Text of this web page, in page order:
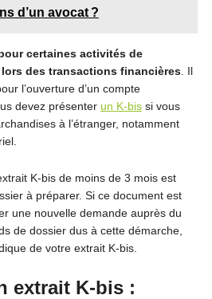
d’un avocat ?
certaines activités de
lors des transactions financières. Il
l’ouverture d’un compte
devez présenter un K-bissi vous
à l’étranger, notamment
K-bis de moins de 3 mois est
à préparer. Si ce document est
une nouvelle demande auprès du
de dossier dus à cette démarche,
de votre extrait K-bis.
extrait K-bis :